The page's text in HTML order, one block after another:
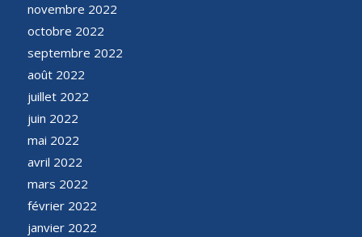
novembre 2022
octobre 2022
septembre 2022
août 2022
juillet 2022
juin 2022
mai 2022
avril 2022
mars 2022
février 2022
janvier 2022